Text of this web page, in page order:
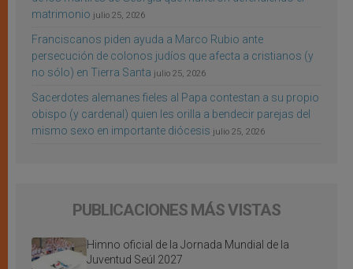
matrimonio julio 25, 2026
Franciscanos piden ayuda a Marco Rubio ante
persecución de colonos judíos que afecta a cristianos (y
no sólo) en Tierra Santa julio 25, 2026
Sacerdotes alemanes fieles al Papa contestan a su propio
obispo (y cardenal) quien les orilla a bendecir parejas del
mismo sexo en importante diócesis julio 25, 2026
PUBLICACIONES MÁS VISTAS
Himno oficial de la Jornada Mundial de la
Juventud Seúl 2027